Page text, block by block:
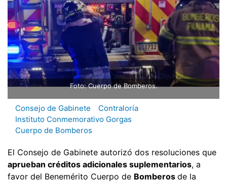
Foto: Cuerpo de Bomberos.
Consejo de Gabinete
Contraloría
Instituto Conmemorativo Gorgas
Cuerpo de Bomberos
El Consejo de Gabinete autorizó dos resoluciones que
aprueban créditos adicionales suplementarios, a
favor del Benemérito Cuerpo de Bomberos de la